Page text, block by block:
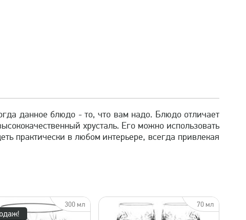
данное блюдо - то, что вам надо. Блюдо отличает
хрусталь. Его можно использовать
практически в любом интерьере, всегда привлекая
300 мл 70 мл